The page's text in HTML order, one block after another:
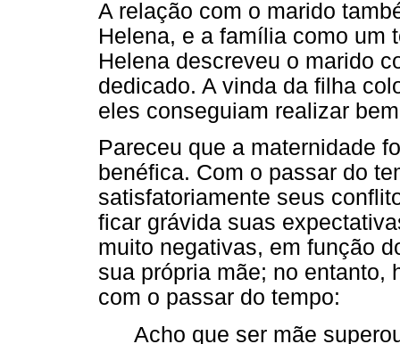
A relação com o marido
Helena, e a família como um
Helena descreveu o marido
dedicado. A vinda da filha
eles conseguiam realizar
Pareceu que a maternidade
benéfica. Com o passar do
satisfatoriamente seus
ficar grávida suas
muito negativas, em função
sua própria mãe; no entanto,
com o passar do tempo:
Acho que ser mãe